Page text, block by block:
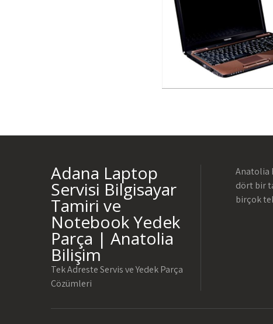
Adana Laptop
Servisi Bilgisayar
Tamiri ve
Notebook Yedek
Parça | Anatolia
Bilişim
Tek Adreste Servis ve Yedek Parça
Çözümleri
Anatolia
dört bir
birçok